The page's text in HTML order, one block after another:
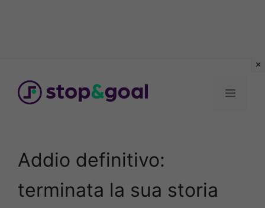
contenuto
Menu
Addio definitivo:
terminata la sua storia